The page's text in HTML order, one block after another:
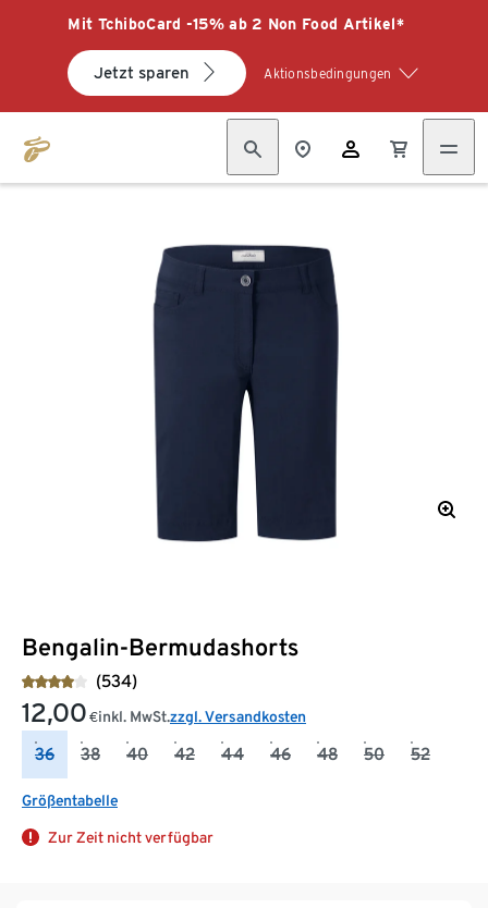
Mit TchiboCard -15% ab 2 Non Food Artikel*
Jetzt sparen Aktionsbedingungen
Bengalin-Bermudashorts
(534)
12,00 €inkl. MwSt.zzgl. Versandkosten
36 38 40 42 44 46 48 50 52
Größentabelle
Zur Zeit nicht verfügbar